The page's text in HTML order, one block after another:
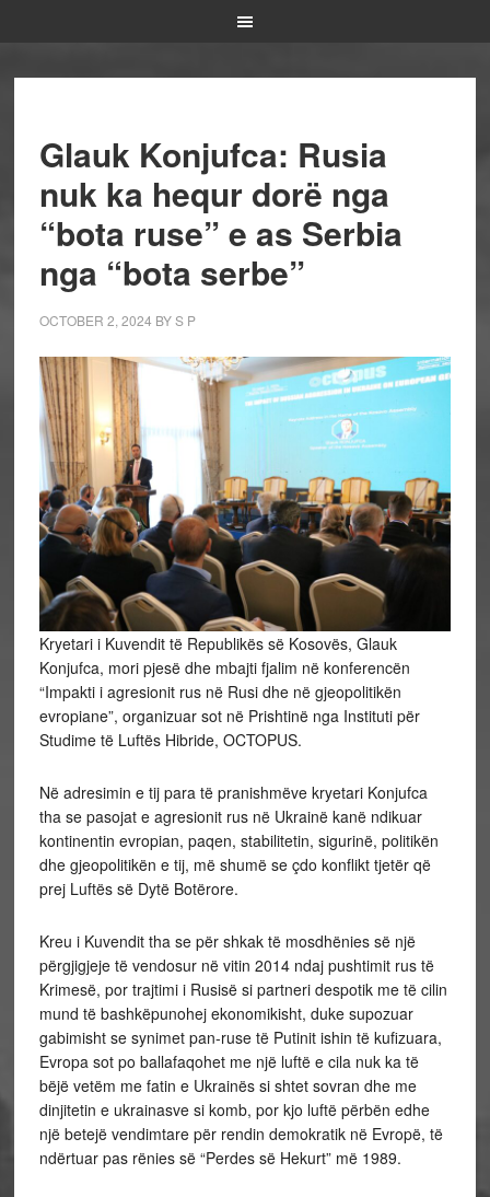
Glauk Konjufca: Rusia
nuk ka hequr dorë nga
“bota ruse” e as Serbia
nga “bota serbe”
OCTOBER 2, 2024 BYS P
Kryetari i Kuvendit të Republikës së Kosovës, Glauk
Konjufca, mori pjesë dhe mbajti fjalim në konferencën
“Impakti i agresionit rus në Rusi dhe në gjeopolitikën
evropiane”, organizuar sot në Prishtinë nga Instituti për
Studime të Luftës Hibride, OCTOPUS.
Në adresimin e tij para të pranishmëve kryetari Konjufca
tha se pasojat e agresionit rus në Ukrainë kanë ndikuar
kontinentin evropian, paqen, stabilitetin, sigurinë, politikën
dhe gjeopolitikën e tij, më shumë se çdo konflikt tjetër që
prej Luftës së Dytë Botërore.
Kreu i Kuvendit tha se për shkak të mosdhënies së një
përgjigjeje të vendosur në vitin 2014 ndaj pushtimit rus të
Krimesë, por trajtimi i Rusisë si partneri despotik me të cilin
mund të bashkëpunohej ekonomikisht, duke supozuar
gabimisht se synimet pan-ruse të Putinit ishin të kufizuara,
Evropa sot po ballafaqohet me një luftë e cila nuk ka të
bëjë vetëm me fatin e Ukrainës si shtet sovran dhe me
dinjitetin e ukrainasve si komb, por kjo luftë përbën edhe
një betejë vendimtare për rendin demokratik në Evropë, të
ndërtuar pas rënies së “Perdes së Hekurt” më 1989.